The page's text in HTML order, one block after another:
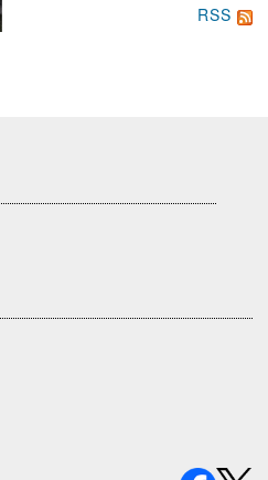
RSS